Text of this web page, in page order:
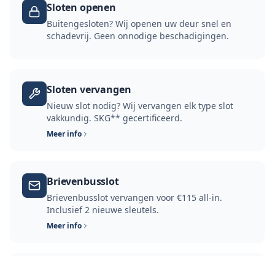
Sloten openen
Buitengesloten? Wij openen uw deur snel en
schadevrij. Geen onnodige beschadigingen.
Sloten vervangen
Nieuw slot nodig? Wij vervangen elk type slot
vakkundig. SKG** gecertificeerd.
Meer info
Brievenbusslot
Brievenbusslot vervangen voor €115 all-in.
Inclusief 2 nieuwe sleutels.
Meer info